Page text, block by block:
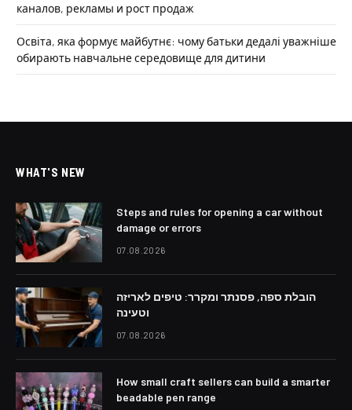
каналов, рекламы и рост продаж
Освіта, яка формує майбутнє: чому батьки дедалі уважніше
обирають навчальне середовище для дитини
WHAT'S NEW
Steps and rules for opening a car without
damage or errors
07.08.2026
הובלת ספה, פסנתר ומקרר: טיפים לאריזה
וטעינה
07.08.2026
How small craft sellers can build a smarter
beadable pen range